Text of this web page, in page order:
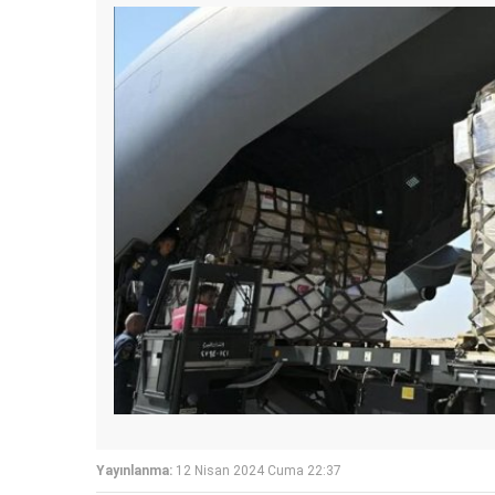
Yayınlanma: 12 Nisan 2024 Cuma 22:37